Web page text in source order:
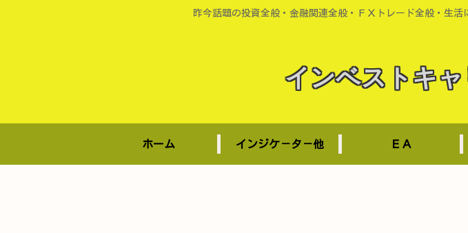
昨今話題の投資全般・金融関連全般・ＦＸトレード全般・生
インベストキ
ホーム インジケ－タ－他 ＥＡ